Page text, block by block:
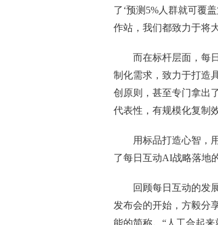
了‘预测5%人群就可覆
作站，我们都致力于将
而在标杆层面，每
制化需求，致力于打造
创原则，甚至专门拿出
代表性，有规模化复制
用标品打造心智，
了每日互动AI战略落地
回顾每日互动的发
发布会的开始，方毅分
能的简称。“人工合起